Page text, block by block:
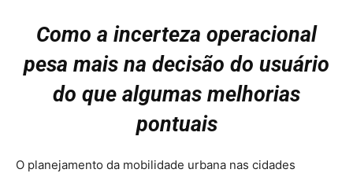
Como a incerteza operacional
pesa mais na decisão do usuário
do que algumas melhorias
pontuais
O planejamento da mobilidade urbana nas cidades